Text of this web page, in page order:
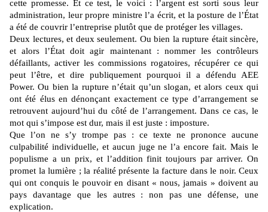
cette promesse. Et ce test, le voici : l’argent est sorti sous leur
administration, leur propre ministre l’a écrit, et la posture de l’État
a été de couvrir l’entreprise plutôt que de protéger les villages.
Deux lectures, et deux seulement. Ou bien la rupture était sincère,
et alors l’État doit agir maintenant : nommer les contrôleurs
défaillants, activer les commissions rogatoires, récupérer ce qui
peut l’être, et dire publiquement pourquoi il a défendu AEE
Power. Ou bien la rupture n’était qu’un slogan, et alors ceux qui
ont été élus en dénonçant exactement ce type d’arrangement se
retrouvent aujourd’hui du côté de l’arrangement. Dans ce cas, le
mot qui s’impose est dur, mais il est juste : imposture.
Que l’on ne s’y trompe pas : ce texte ne prononce aucune
culpabilité individuelle, et aucun juge ne l’a encore fait. Mais le
populisme a un prix, et l’addition finit toujours par arriver. On
promet la lumière ; la réalité présente la facture dans le noir. Ceux
qui ont conquis le pouvoir en disant « nous, jamais » doivent au
pays davantage que les autres : non pas une défense, une
explication.